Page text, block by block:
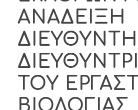
ΑΝΑΔΕΙΞΗ
ΤΟΥ
ΒΙΟΛΟΓΙΑΣ,